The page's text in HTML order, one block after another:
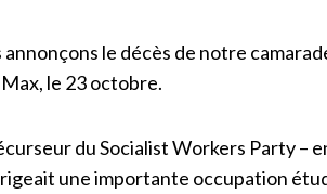
le décès de notre
le 23 octobre.
du Socialist Workers Party –
une importante occupation